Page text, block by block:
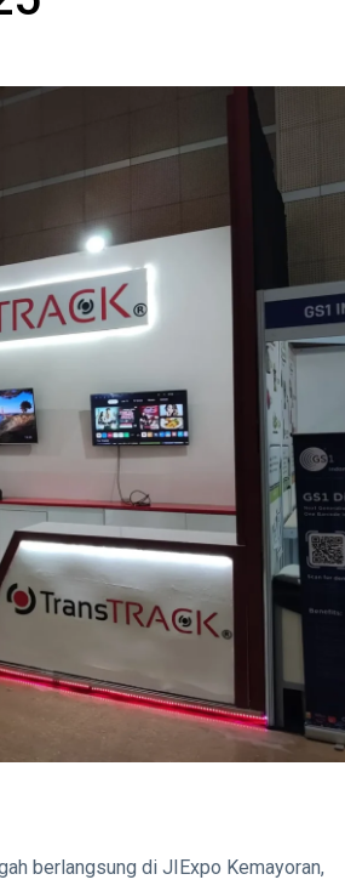
berlangsung di JIExpo Kemayoran,